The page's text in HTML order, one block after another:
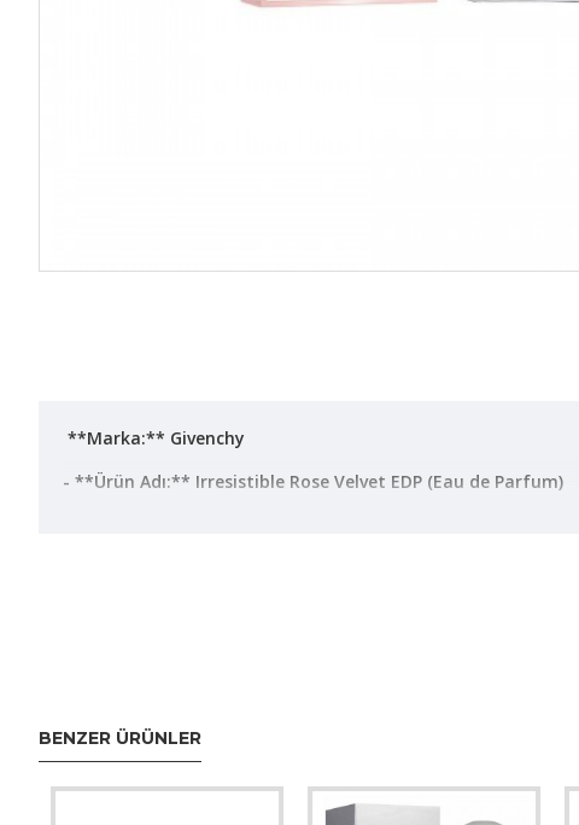
**Marka:** Givenchy
- **Ürün Adı:** Irresistible Rose Velvet EDP (Eau de Parfum)
- Dip Notalar: Belirtilmemiş
- **Stil:** Sofistike, çekici
BENZER ÜRÜNLER